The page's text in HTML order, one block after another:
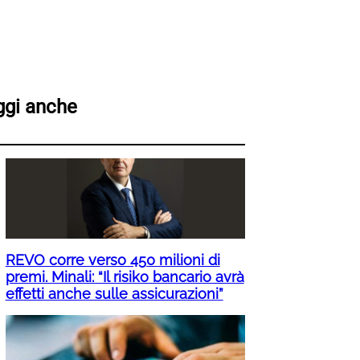
anche
REVO corre verso 450 milioni di
premi. Minali: “Il risiko bancario avrà
effetti anche sulle assicurazioni”